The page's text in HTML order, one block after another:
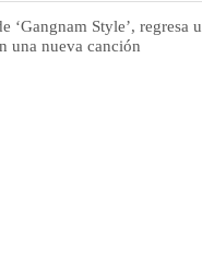
‘Gangnam Style’, regresa
una nueva canción